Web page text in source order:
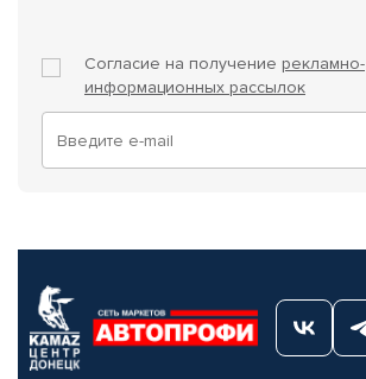
Согласие на получение рекламно-
информационных рассылок